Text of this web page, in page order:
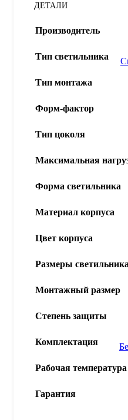
ДЕТАЛИ
Производитель
Тип светильника
Тип монтажа
Форм-фактор
Тип цоколя
Максимальная
Форма светильника
Материал корпуса
Цвет корпуса
Размеры светильника
Монтажный размер
Степень защиты
Комплектация
Рабочая температура
Гарантия